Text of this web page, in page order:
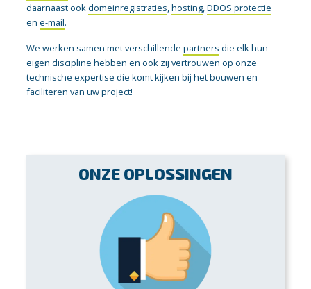
daarnaast ookdomeinregistraties,hosting,DDOS protectie
ene-mail.
We werken samen met verschillendepartners die elk hun
eigen discipline hebben en ook zij vertrouwen op onze
technische expertise die komt kijken bij het bouwen en
faciliteren van uw project!
ONZE OPLOSSINGEN
Wij leveren complete websites, webshops, portals of
applicaties. Om uw communicatie compleet te maken bieden
en adviseren we op gebied van nieuwsbrieven, vindbaarheid
in zoekmachines en online marketing. Ook kunnen we uw
dagelijks beheer van uw WordPress omgeving overnemen.